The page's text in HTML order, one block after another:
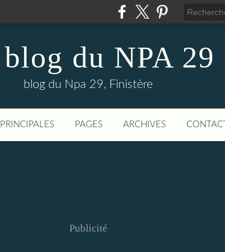
du NPA 29
blog du Npa 29, Finistère
PAGES ARCHIVES CONTACT
Publicité